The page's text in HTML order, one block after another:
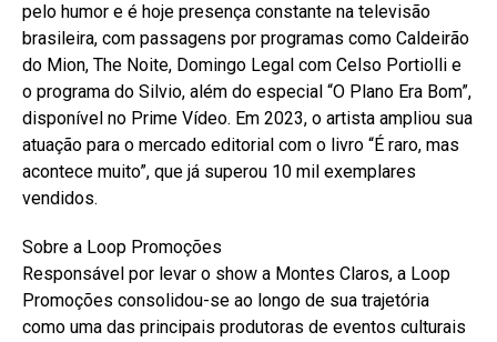
pelo humor e é hoje presença constante na televisão
brasileira, com passagens por programas como Caldeirão
do Mion, The Noite, Domingo Legal com Celso Portiolli e
o programa do Silvio, além do especial “O Plano Era Bom”,
disponível no Prime Vídeo. Em 2023, o artista ampliou sua
atuação para o mercado editorial com o livro “É raro, mas
acontece muito”, que já superou 10 mil exemplares
vendidos.
Sobre a Loop Promoções
Responsável por levar o show a Montes Claros, a Loop
Promoções consolidou-se ao longo de sua trajetória
como uma das principais produtoras de eventos culturais